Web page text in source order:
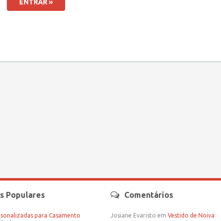
Populares
para Casamento
Comentários
Josiane Evaristo em Vestido de Noiva